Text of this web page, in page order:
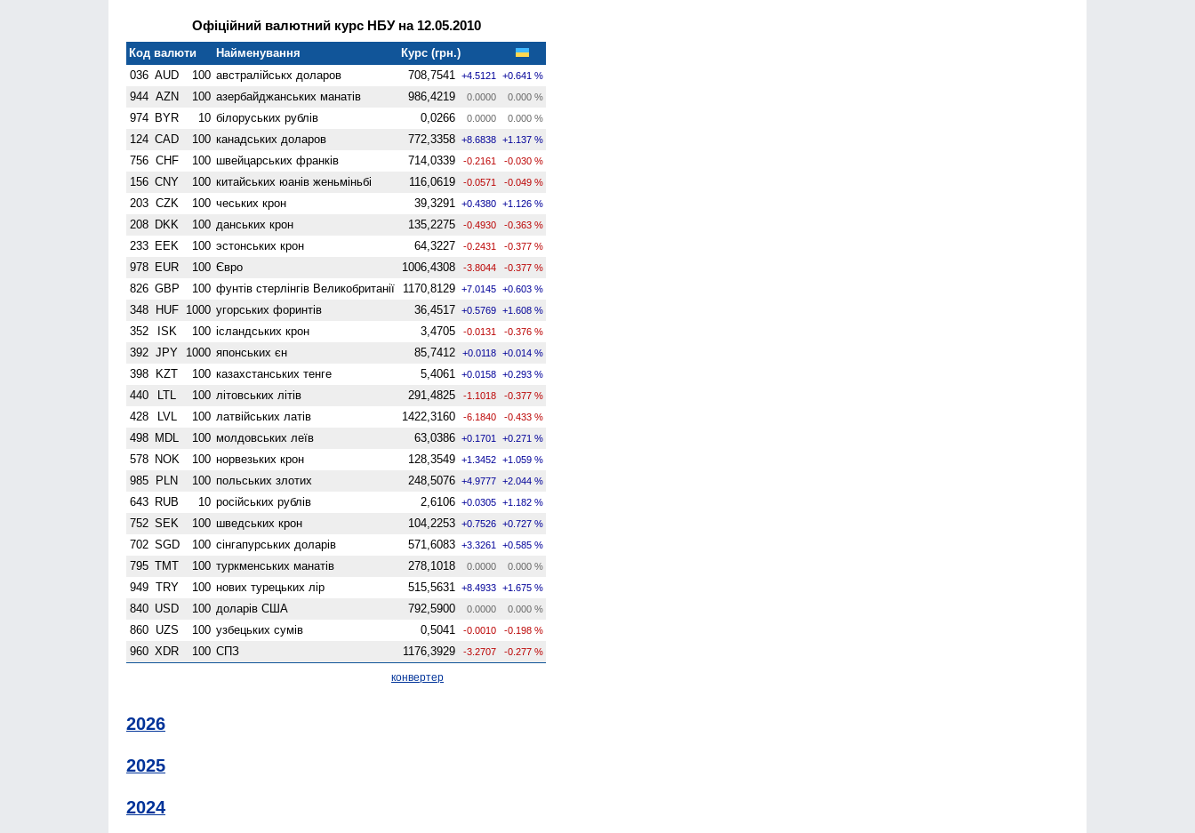
Офіційний валютний курс НБУ на 12.05.2010
Код валюти Найменування
Курс (грн.)
036 AUD 100 австралійськх доларов 708,7541 +4.5121 +0.641 %
944 AZN 100 азербайджанських манатів 986,4219 0.0000 0.000 %
974 BYR 10 білоруських рублів 0,0266 0.0000 0.000 %
124 CAD 100 канадських доларов 772,3358 +8.6838 +1.137 %
756 CHF 100 швейцарських франків 714,0339 -0.2161 -0.030 %
156 CNY 100 китайських юанів женьмiньбi 116,0619 -0.0571 -0.049 %
203 CZK 100 чеських крон 39,3291 +0.4380 +1.126 %
208 DKK 100 данських крон 135,2275 -0.4930 -0.363 %
233 EEK 100 эстонських крон 64,3227 -0.2431 -0.377 %
978 EUR 100 Євро 1006,4308 -3.8044 -0.377 %
826 GBP 100 фунтів стерлінгів Велико­британії 1170,8129 +7.0145 +0.603 %
348 HUF 1000 угорських форинтів 36,4517 +0.5769 +1.608 %
352 ISK 100 ісландських крон 3,4705 -0.0131 -0.376 %
392 JPY 1000 японських єн 85,7412 +0.0118 +0.014 %
398 KZT 100 казахстанських тенге 5,4061 +0.0158 +0.293 %
440 LTL 100 літовських літів 291,4825 -1.1018 -0.377 %
428 LVL 100 латвійських латів 1422,3160 -6.1840 -0.433 %
498 MDL 100 молдовських леїв 63,0386 +0.1701 +0.271 %
578 NOK 100 норвезьких крон 128,3549 +1.3452 +1.059 %
985 PLN 100 польських злотих 248,5076 +4.9777 +2.044 %
643 RUB 10 російських рублів 2,6106 +0.0305 +1.182 %
752 SEK 100 шведських крон 104,2253 +0.7526 +0.727 %
702 SGD 100 сінгапурських доларів 571,6083 +3.3261 +0.585 %
795 TMT 100 туркменських манатів 278,1018 0.0000 0.000 %
949 TRY 100 нових турецьких лір 515,5631 +8.4933 +1.675 %
840 USD 100 доларів США 792,5900 0.0000 0.000 %
860 UZS 100 узбецьких сумів 0,5041 -0.0010 -0.198 %
960 XDR 100 СПЗ 1176,3929 -3.2707 -0.277 %
конвертер
2026
2025
2024